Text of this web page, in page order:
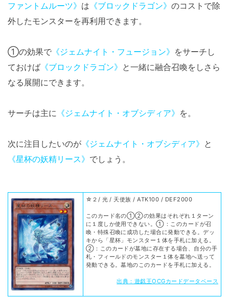
ファントムルーツ》 は 《ブロックドラゴン》 のコストで除
外したモンスターを再利用できます。
①の効果で 《ジェムナイト・フュージョン》 をサーチし
ておけば 《ブロックドラゴン》 と一緒に融合召喚をしさら
なる展開にできます。
サーチは主に 《ジェムナイト・オブシディア》 を。
次に注目したいのが 《ジェムナイト・オブシディア》 と
《星杯の妖精リース》 でしょう。
☆２/ 光 / 天使族 / ATK100 / DEF2000
このカード名の①②の効果はそれぞれ１ターン
に１度しか使用できない。①：このカードが召
喚・特殊召喚に成功した場合に発動できる。デッ
キから「星杯」モンスター１体を手札に加える。
②：このカードが墓地に存在する場合、自分の手
札・フィールドのモンスター１体を墓地へ送って
発動できる。墓地のこのカードを手札に加える。
出典：遊戯王OCGカードデータベース